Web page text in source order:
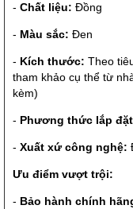
- Chất liệu: Đồng
- Màu sắc: Đen
- Kích thước: Theo
tham khảo cụ thể từ
kèm)
- Phương thức lắp
- Xuất xứ công nghệ:
Ưu điểm vượt trội:
- Bảo hành chính